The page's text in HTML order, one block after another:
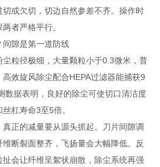
或欠切，切边自然参差不齐。操作时
者严格平行。
隙是第一道防线
粒径极细，大量颗粒小于0.3微米，普
效旋风除尘配合HEPA过滤器能捕获9
数据表明，良好的除尘可使切口清洁度
杠寿命3至5倍。
正的减量要从源头抓起。刀片间隙调
断裂面整齐，飞扬量会大幅降低。反
会让纤维呈絮状崩散，除尘系统再强